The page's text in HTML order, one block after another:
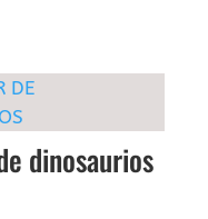
dinosaurios